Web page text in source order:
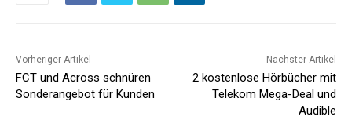
Vorheriger Artikel
FCT und Across schnüren
Sonderangebot für Kunden
Nächster Artikel
2 kostenlose Hörbücher mit
Telekom Mega-Deal und
Audible